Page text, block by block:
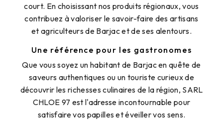
court. En choisissant nos produits régionaux, vous
contribuez à valoriser le savoir-faire des artisans
et agriculteurs de Barjac et de ses alentours.
Une référence pour les gastronomes
Que vous soyez un habitant de Barjac en quête de
saveurs authentiques ou un touriste curieux de
découvrir les richesses culinaires de la région, SARL
CHLOE 97 est l'adresse incontournable pour
satisfaire vos papilles et éveiller vos sens.